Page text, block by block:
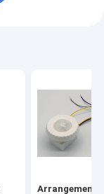
Arrangement